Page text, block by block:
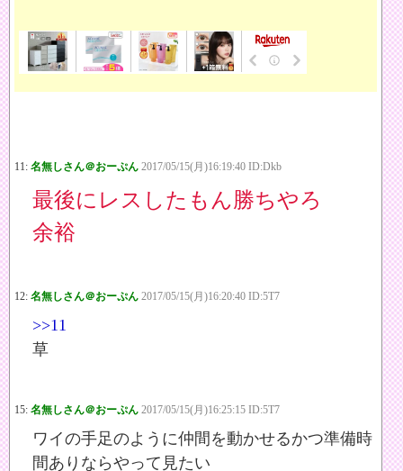
11: 名無しさん＠おーぷん 2017/05/15(月)16:19:40 ID:Dkb
最後にレスしたもん勝ちやろ
余裕
12: 名無しさん＠おーぷん 2017/05/15(月)16:20:40 ID:5T7
>>11
草
15: 名無しさん＠おーぷん 2017/05/15(月)16:25:15 ID:5T7
ワイの手足のように仲間を動かせるかつ準備時
間ありならやって見たい